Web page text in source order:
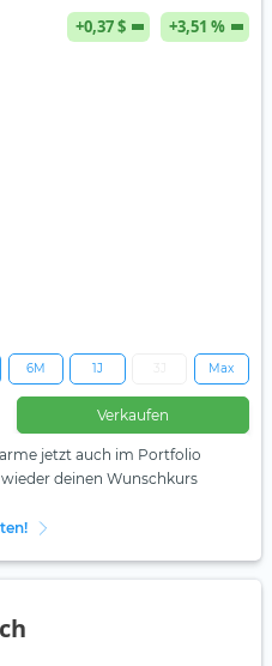
+0,37 $
+3,51 %
6M 1J Max
Verkaufen
jetzt auch im Portfolio
deinen Wunschkurs